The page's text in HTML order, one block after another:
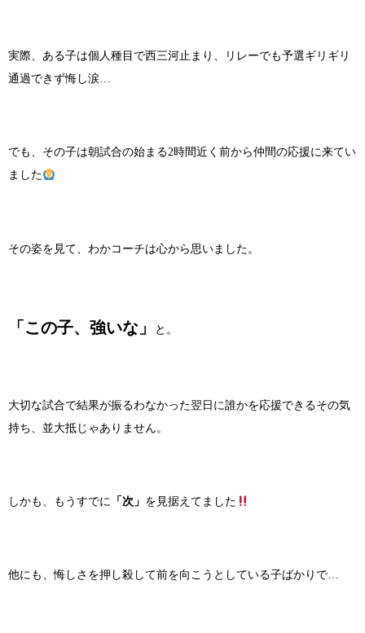
実際、ある子は個人種目で西三河止まり、リレーでも予選ギリギリ
通過できず悔し涙…
でも、その子は朝試合の始まる2時間近く前から仲間の応援に来てい
ました
その姿を見て、わかコーチは心から思いました。
「この子、強いな」 と。
大切な試合で結果が振るわなかった翌日に誰かを応援できるその気
持ち、並大抵じゃありません。
しかも、もうすでに 「次」 を見据えてました
他にも、悔しさを押し殺して前を向こうとしている子ばかりで…